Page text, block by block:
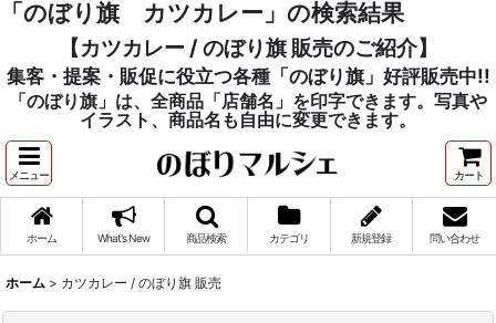
「のぼり旗 カツカレー」の検索結果
【カツカレー / のぼり旗 販売のご紹介】
集客・提案・販促に役立つ各種「のぼり旗」好評販売中!!
「のぼり旗」は、全商品「店舗名」を印字できます。写真や
イラスト、商品名も自由に変更できます。
メニュー カート
ホーム What's New 商品検索 カテゴリ 新規登録 問い合わせ
ホーム > カツカレー / のぼり旗 販売